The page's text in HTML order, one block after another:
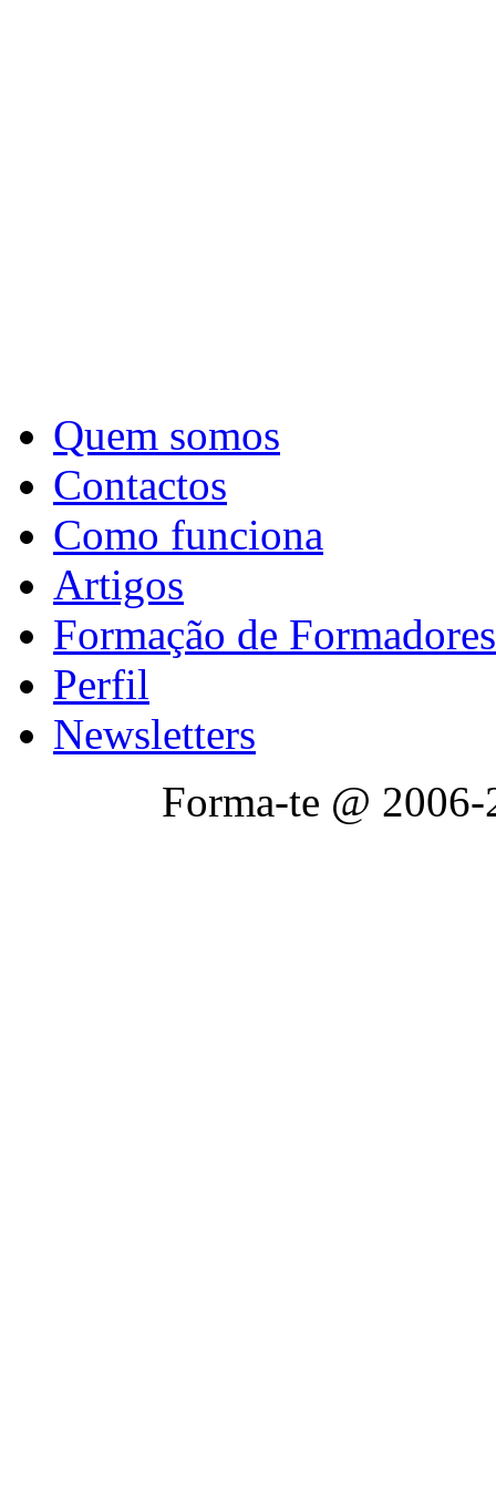
Quem somos
Contactos
Como funciona
Artigos
Formação de Formadores
Perfil
Newsletters
Forma-te @